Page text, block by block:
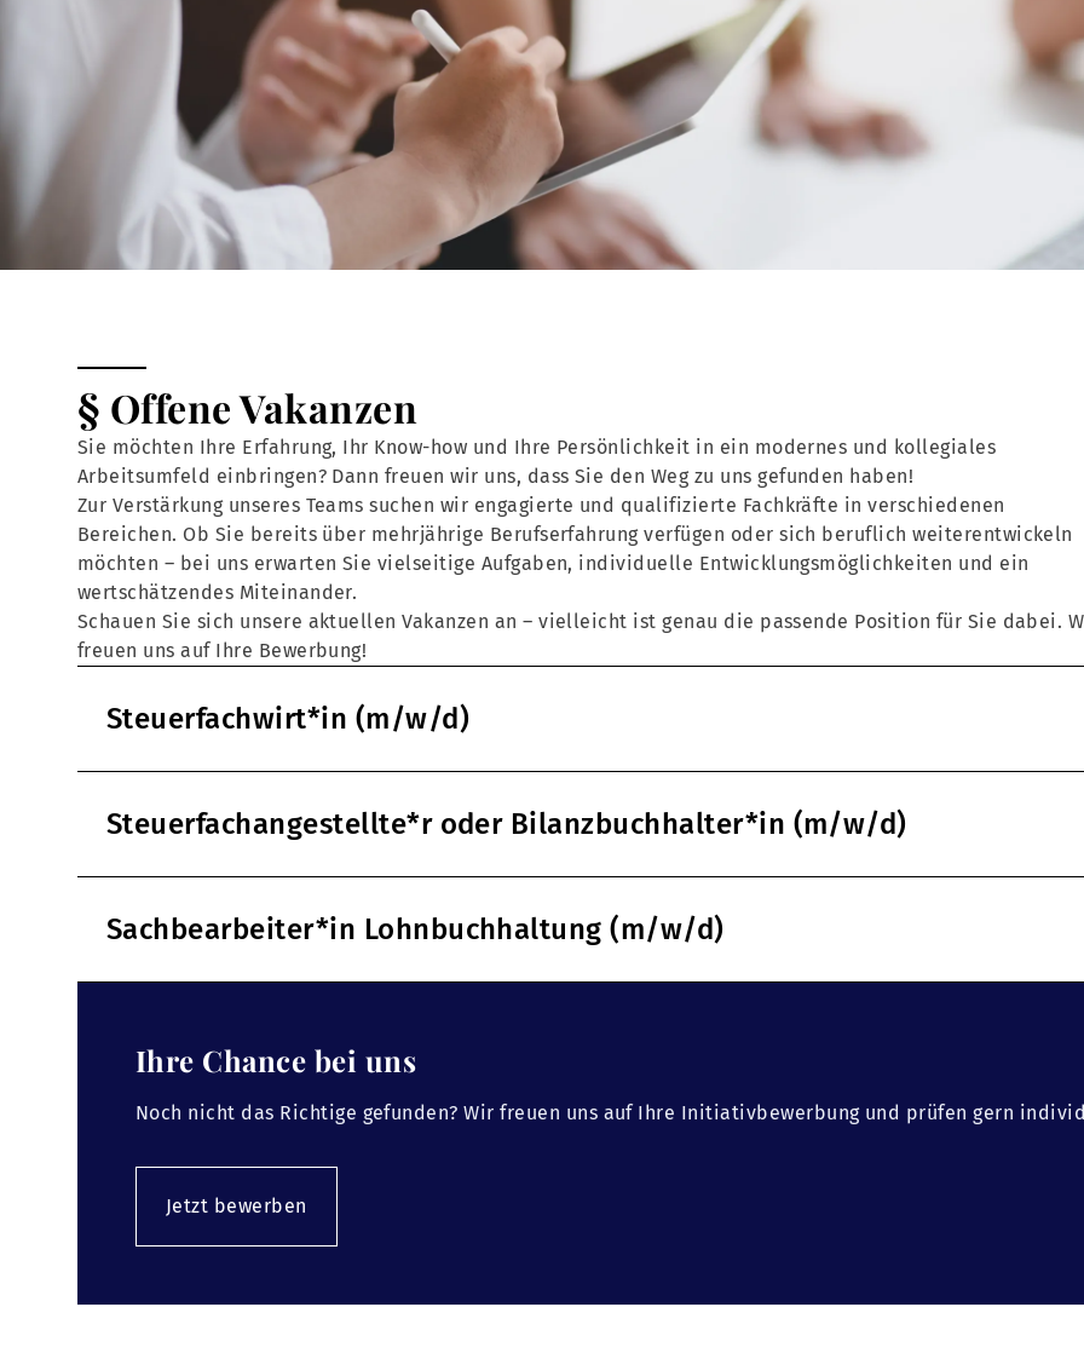
§ Offene Vakanzen
Sie möchten Ihre Erfahrung, Ihr Know-how und Ihre Persönlichkeit in ein modernes und kollegiales
Arbeitsumfeld einbringen? Dann freuen wir uns, dass Sie den Weg zu uns gefunden haben!
Zur Verstärkung unseres Teams suchen wir engagierte und qualifizierte Fachkräfte in verschiedenen
Bereichen. Ob Sie bereits über mehrjährige Berufserfahrung verfügen oder sich beruflich weiterentwickeln
möchten – bei uns erwarten Sie vielseitige Aufgaben, individuelle Entwicklungsmöglichkeiten und ein
wertschätzendes Miteinander.
Schauen Sie sich unsere aktuellen Vakanzen an – vielleicht ist genau die passende Position für Sie dabei.
freuen uns auf Ihre Bewerbung!
Steuerfachwirt*in (m/w/d)
Steuerfachangestellte*r oder Bilanzbuchhalter*in (m/w/d)
Sachbearbeiter*in Lohnbuchhaltung (m/w/d)
Ihre Chance bei uns
Noch nicht das Richtige gefunden? Wir freuen uns auf Ihre Initiativbewerbung und prüfen gern
Jetzt bewerben